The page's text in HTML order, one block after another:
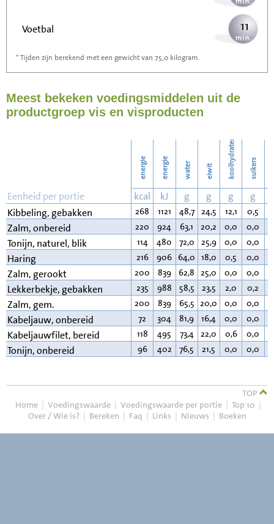
Voetbal 11
Stofzuigen
Strijken 37
43
* Tijden zijn berekend met een gewicht van 75,0 kilogram.
Meest bekeken voedingsmiddelen uit de
productgroep vis en visproducten
energie energie water eiwit koolhydraten suikers
Eenheid per portie kcal kJ g g g g
Kibbeling, gebakken
268 1121 48,7 24,5 12,1 0,5
Zalm, onbereid 220 924 63,1 20,2 0,0 0,0
Tonijn, naturel, blik 114 480 72,0 25,9 0,0 0,0
Haring 216 906 64,0 18,0 0,5 0,0
Zalm, gerookt 200 839 62,8 25,0 0,0 0,0
Lekkerbekje, gebakken 235 988 58,5 23,5 2,0 0,2
Zalm, gem. 200 839 65,5 20,0 0,0 0,0
Kabeljauw, onbereid 72 304 81,9 16,4 0,0 0,0
Kabeljauwfilet, bereid 118 495 73,4 22,0 0,6 0,0
Tonijn, onbereid 96 402 76,5 21,5 0,0 0,0
TOP
Home | Voedingswaarde | Voedingswaarde per portie | Top 10 |
Over / Wie is? | Bereken | Faq | Links | Nieuws | Boeken